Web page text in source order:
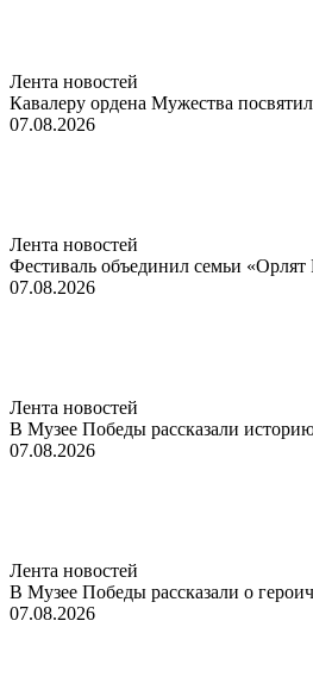
Лента новостей
Кавалеру ордена Мужества
07.08.2026
Лента новостей
Фестиваль объединил семьи «Орлят
07.08.2026
Лента новостей
В Музее Победы рассказали
07.08.2026
Лента новостей
В Музее Победы рассказали о
07.08.2026